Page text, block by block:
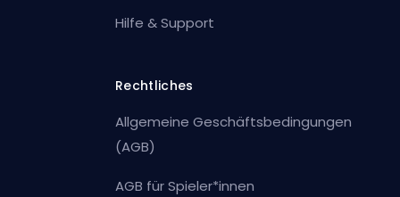
Hilfe & Support
Rechtliches
Allgemeine Geschäftsbedingungen
(AGB)
AGB für Spieler*innen